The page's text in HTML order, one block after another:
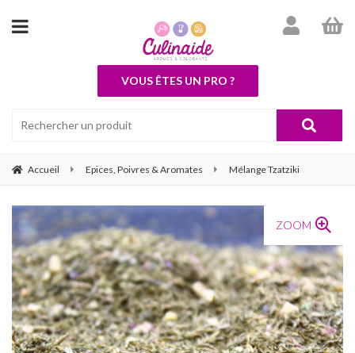
VOUS ÊTES UN PRO ?
Accueil Epices, Poivres & Aromates Mélange Tzatziki
ZOOM